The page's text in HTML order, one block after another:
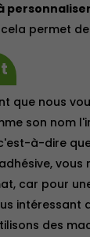
personnaliser
permet
que nous
son nom
à-dire
car pour
intéressant
des